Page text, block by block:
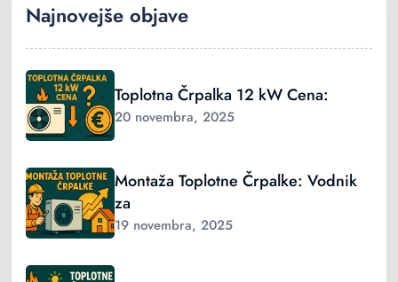
Najnovejše objave
Toplotna Črpalka 12 kW Cena:
20 novembra, 2025
Montaža Toplotne Črpalke: Vodnik
za
19 novembra, 2025